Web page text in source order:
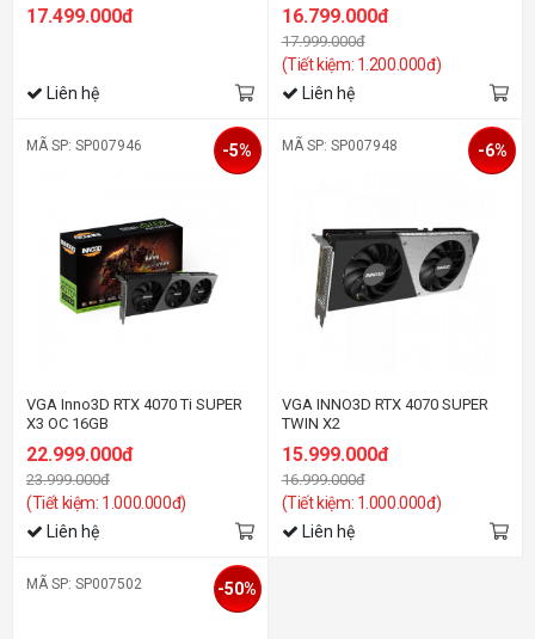
17.499.000đ
Liên hệ
16.799.000đ
17.999.000đ
(Tiết kiệm: 1.200.000đ)
Liên hệ
MÃ SP: SP007946
VGA Inno3D RTX 4070 Ti SUPER
X3 OC 16GB
22.999.000đ
23.999.000đ
(Tiết kiệm: 1.000.000đ)
-5%
Liên hệ
MÃ SP: SP007948
VGA INNO3D RTX 4070 SUPER
TWIN X2
15.999.000đ
16.999.000đ
(Tiết kiệm: 1.000.000đ)
-6%
Liên hệ
MÃ SP: SP007502 -50%